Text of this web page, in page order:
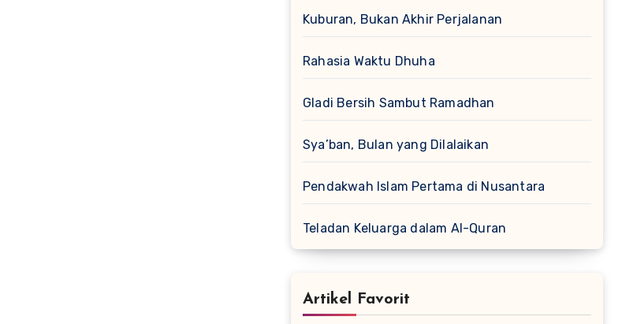
Kuburan, Bukan Akhir Perjalanan
Rahasia Waktu Dhuha
Gladi Bersih Sambut Ramadhan
Sya’ban, Bulan yang Dilalaikan
Pendakwah Islam Pertama di Nusantara
Teladan Keluarga dalam Al-Quran
Artikel Favorit